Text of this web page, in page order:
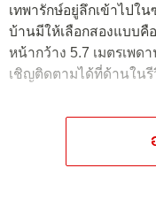
เทพารักษ์อยู่ลึกเข้าไปใ
บ้านมีให้เลือกสองแบบคื
หน้ากว้าง 5.7 เมตรเพด
เชิญติดตามได้ที่ด้านในรี